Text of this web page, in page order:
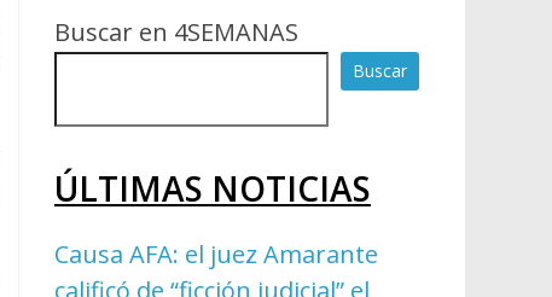
Buscar en 4SEMANAS
Buscar
ÚLTIMAS NOTICIAS
Causa AFA: el juez Amarante
calificó de “ficción judicial” el